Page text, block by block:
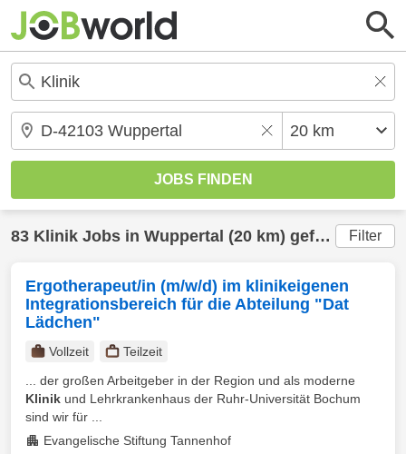
83 Klinik Jobs in Wuppertal (20 km) gefunden Filter
Ergotherapeut/in (m/w/d) im klinikeigenen
Integrationsbereich für die Abteilung "Dat
Lädchen"
Vollzeit
Teilzeit
... der großen Arbeitgeber in der Region und als moderne
Klinik und Lehrkrankenhaus der Ruhr-Universität Bochum
sind wir für ...
Evangelische Stiftung Tannenhof